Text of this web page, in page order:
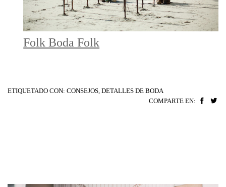
Folk Boda Folk
ETIQUETADO CON: CONSEJOS, DETALLES DE BODA
COMPARTE EN: